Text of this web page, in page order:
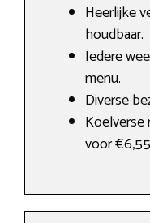
Heerlijke
houdbaar.
Iedere
menu.
Diverse
voor